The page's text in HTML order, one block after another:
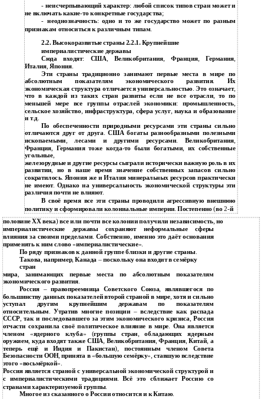
- неисчерпывающий характер: любой список типов стран может и
не включать какие-то конкретные государства;
- неоднозначность: одно и то же государство может по разным
признакам относиться к различным типам.
2.2. Высокоразвитые страны 2.2.1. Крупнейшие
империалистические державы
Сюда входят: США, Великобритания,Франция, Германия,
Италия,Япония.
Эти страны традиционно занимают первые места в мире по
абсолютным показателям экономического развития. Их
экономическая структура отличается универсальностью.Это означает,
что в каждой из таких стран развиты если не все отрасли, то по
меньшей мере все группы отраслей экономики: промышленность,
сельское хозяйство, инфраструктура, сфера услуг, наука и образование
и т.д.
По обеспеченности природными ресурсами эти страны сильно
отличаются друг от друга.США богаты разнообразными полезными
ископаемыми,лесами и другими ресурсами. Великобритания,
Франция, Германия тоже когда-то были богатыми, их собственные
угольные,
железорудные и другие ресурсы сыграли исторически важную роль в их
развитии, но в наше время значение собственных запасов сильно
сократилось. Япония же и Италия минеральных ресурсов практически
не имеют. Однако на универсальность экономической структуры эти
различия почти не влияют.
В своё время все эти страны проводили агрессивную внешнюю
политику и сформировали колониальные империи.Постепенно(во2-й
половине ХХ века)все или почти все колонии получили независимость, но
империалистические державы сохраняют неформальные сферы
влияния за своими пределами. Собственно, именно это даёт основания
применять к ним слово«империалистические».
По ряду признаков к данной группе близки и другие страны.
Такова, например,Канада –поскольку она входит в семёрку
стран
мира, занимающих первые места по абсолютным показателям
экономического развития.
Россия – правопреемница Советского Союза, являвшегося по
большинству данных показателей второй страной в мире,хотя и сильно
уступал другим крупнейшим державам по показателям
относительным.Утратив многие позиции –вследствие как распада
СССР, так и последовавшего за этим экономического кризиса,Россия
отчасти сохранила своё политическое влияние в мире. Она является
членом«ядерного клуба» (группы стран,обладающих ядерным
оружием, куда входят также США, Великобритания,Франция,Китай, а
теперь ещё и Индия и Пакистан), постоянным членом Совета
Безопасности ООН,принята в«большую семёрку»,ставшую вследствие
этого «восьмёркой».
Россия является страной с универсальной экономической структурой и
с империалистическими традициями.Всё это сближает Россию со
странами характеризуемой группы.
Многое из сказанного о России относится и к Китаю.